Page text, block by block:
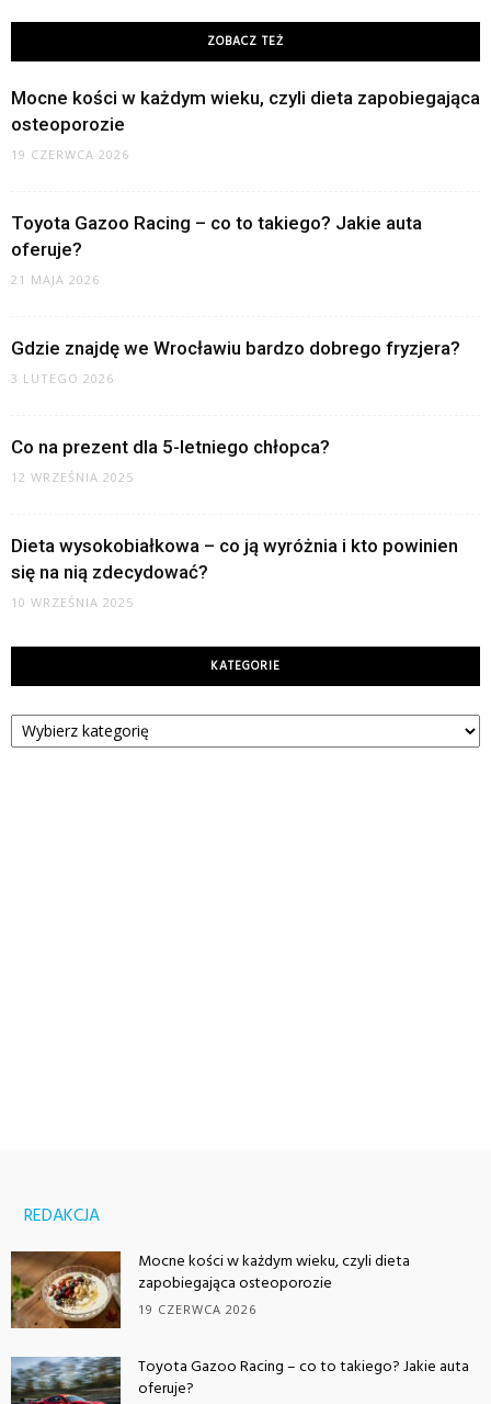
ZOBACZ TEŻ
Mocne kości w każdym wieku, czyli dieta zapobiegająca
osteoporozie
19 CZERWCA 2026
Toyota Gazoo Racing – co to takiego? Jakie auta
oferuje?
21 MAJA 2026
Gdzie znajdę we Wrocławiu bardzo dobrego fryzjera?
3 LUTEGO 2026
Co na prezent dla 5-letniego chłopca?
12 WRZEŚNIA 2025
Dieta wysokobiałkowa – co ją wyróżnia i kto powinien
się na nią zdecydować?
10 WRZEŚNIA 2025
KATEGORIE
Kategorie
REDAKCJA
Mocne kości w każdym wieku, czyli dieta
zapobiegająca osteoporozie
19 CZERWCA 2026
Toyota Gazoo Racing – co to takiego? Jakie auta
oferuje?